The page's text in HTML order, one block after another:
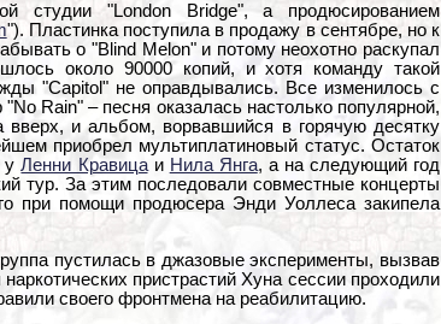
студии "London Bridge", а продюсированием
"). Пластинка поступила в продажу в сентябре, но к
о "Blind Melon" и потому неохотно раскупал
около 90000 копий, и хотя команду такой
"Capitol" не оправдывались. Все изменилось с
Rain" – песня оказалась настолько популярной,
вверх, и альбом, ворвавшийся в горячую десятку
приобрел мультиплатиновый статус. Остаток
уЛенни Кравицаи Нила Янга, а на следующий год
тур. За этим последовали совместные концерты
при помощи продюсера Энди Уоллеса закипела
пустилась в джазовые эксперименты, вызвав
пристрастий Хуна сессии проходили
своего фронтмена на реабилитацию.